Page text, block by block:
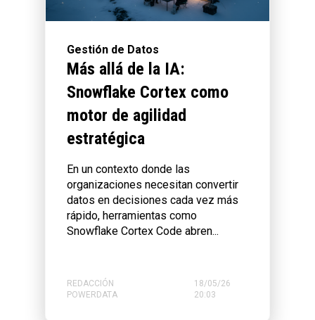
Gestión de Datos
Más allá de la IA:
Snowflake Cortex como
motor de agilidad
estratégica
En un contexto donde las
organizaciones necesitan convertir
datos en decisiones cada vez más
rápido, herramientas como
Snowflake Cortex Code abren...
REDACCIÓN
POWERDATA
18/05/26
20:03